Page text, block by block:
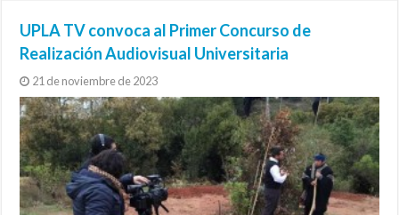
UPLA TV convoca al Primer Concurso de
Realización Audiovisual Universitaria
21 de noviembre de 2023